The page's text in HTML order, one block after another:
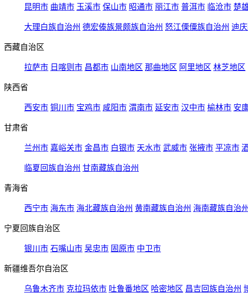
昆明市 曲靖市 玉溪市 保山市 昭通市 丽江市 普洱市 临沧市 楚
大理白族自治州 德宏傣族景颇族自治州 怒江傈僳族自治州 迪
西藏自治区
拉萨市 日喀则市 昌都市 山南地区 那曲地区 阿里地区 林芝地区
陕西省
西安市 铜川市 宝鸡市 咸阳市 渭南市 延安市 汉中市 榆林市 安
甘肃省
兰州市 嘉峪关市 金昌市 白银市 天水市 武威市 张掖市 平凉市
临夏回族自治州 甘南藏族自治州
青海省
西宁市 海东市 海北藏族自治州 黄南藏族自治州 海南藏族自治州
宁夏回族自治区
银川市 石嘴山市 吴忠市 固原市 中卫市
新疆维吾尔自治区
乌鲁木齐市 克拉玛依市 吐鲁番地区 哈密地区 昌吉回族自治州